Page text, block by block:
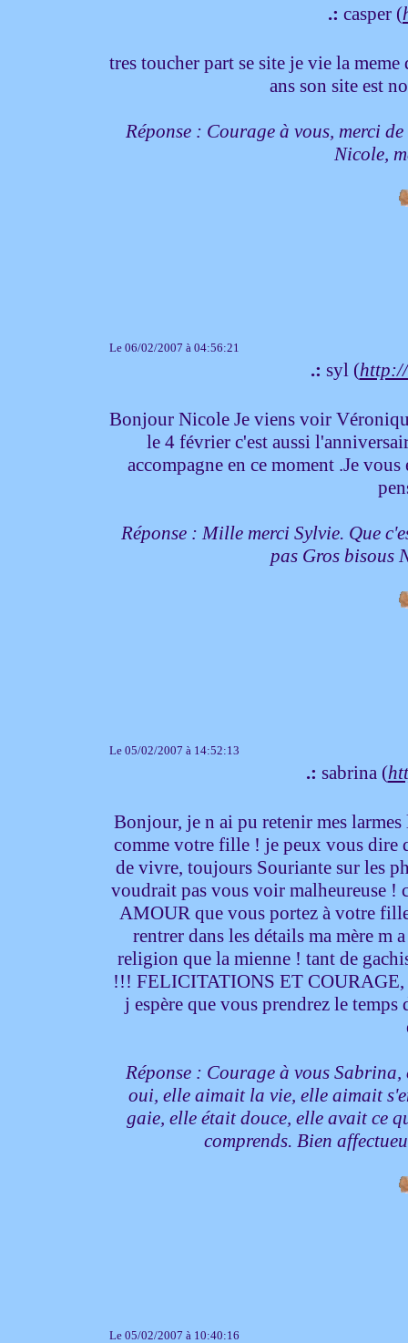
.: casper (
tres toucher part se site je vie la
ans son site est
Réponse : Courage à vous, merci
Nicole,
Le 06/02/2007 à 04:56:21
.: syl (
Bonjour Nicole Je viens voir
le 4 février c'est aussi
accompagne en ce moment .Je
Réponse : Mille merci Sylvie. Que
pas Gros bisous
Le 05/02/2007 à 14:52:13
.: sabrina (
Bonjour, je n ai pu retenir mes
comme votre fille ! je peux vous dire
de vivre, toujours Souriante sur les
voudrait pas vous voir malheureuse !
AMOUR que vous portez à votre
rentrer dans les détails ma mère m
religion que la mienne ! tant de
!!! FELICITATIONS ET
j espère que vous prendrez le
Réponse : Courage à vous
oui, elle aimait la vie, elle aimait
gaie, elle était douce, elle avait ce
comprends. Bien
Le 05/02/2007 à 10:40:16